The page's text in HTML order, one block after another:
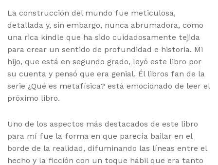
La construcción del mundo fue meticulosa,
detallada y, sin embargo, nunca abrumadora, como
una rica kindle que ha sido cuidadosamente tejida
para crear un sentido de profundidad e historia. Mi
hijo, que está en segundo grado, leyó este libro por
su cuenta y pensó que era genial. Él libros fan de la
serie ¿Qué es metafísica? está emocionado de leer el
próximo libro.
Uno de los aspectos más destacados de este libro
para mí fue la forma en que parecía bailar en el
borde de la realidad, difuminando las líneas entre el
hecho y la ficción con un toque hábil que era tanto